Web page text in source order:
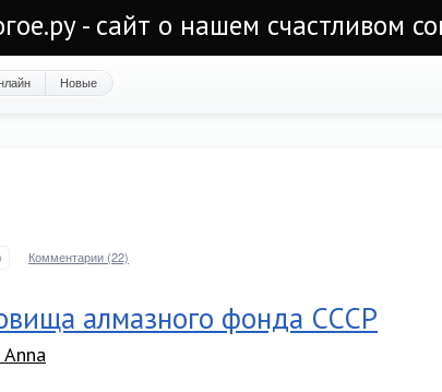
- сайт о нашем счастливом
Новые
Комментарии (22)
алмазного фонда СССР
Anna